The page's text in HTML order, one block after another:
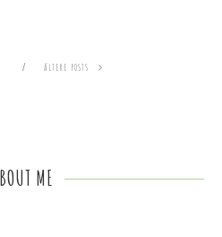
ÄLTERE POSTS
ME